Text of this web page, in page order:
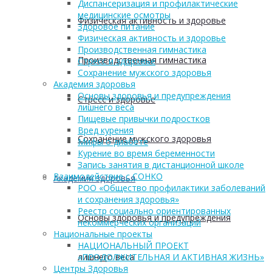
Физическая активность и здоровье
Производственная гимнастика
Стресс и здоровье
Сохранение мужского здоровья
Академия здоровья
Основы здоровья и предупреждения
лишнего веса
Диспансеризация и профилактические
медицинские осмотры
Здоровое питание
Физическая активность и здоровье
Производственная гимнастика
Стресс и здоровье
Сохранение мужского здоровья
Академия здоровья
Основы здоровья и предупреждения
лишнего веса
Пищевые привычки подростков
Вред курения
Мифы о диабете
Курение во время беременности
Запись занятия в дистанционной школе
Взаимодействие с СОНКО
РОО «Общество профилактики заболеваний
и сохранения здоровья»
Реестр социально ориентированных
некоммерческих организаций
Национальные проекты
НАЦИОНАЛЬНЫЙ ПРОЕКТ
«ПРОДОЛЖИТЕЛЬНАЯ И АКТИВНАЯ ЖИЗНЬ»
Центры Здоровья